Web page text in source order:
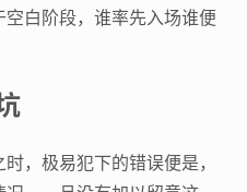
白阶段，谁率先入场谁便
，极易犯下的错误便是，